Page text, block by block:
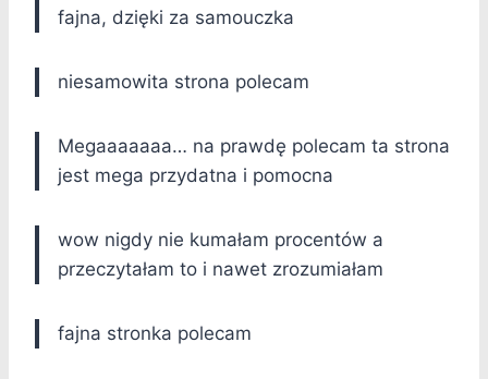
fajna, dzięki za samouczka
niesamowita strona polecam
Megaaaaaaa… na prawdę polecam ta strona
jest mega przydatna i pomocna
wow nigdy nie kumałam procentów a
przeczytałam to i nawet zrozumiałam
fajna stronka polecam